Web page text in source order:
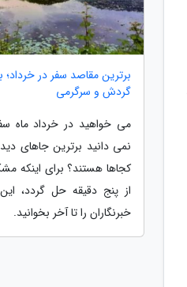
برترین مقاصد سفر در خرداد؛
گردش و سرگرمی
می خواهید در خرداد ماه
نمی دانید برترین جاهای
کجاها هستند؟ برای اینکه
از پنج دقیقه حل گردد،
خبرنگاران را تا آخر بخوانید.